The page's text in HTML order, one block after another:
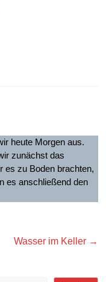
heute Morgen aus.
zunächst das
es zu Boden brachten,
es anschließend den
Wasser im Keller →